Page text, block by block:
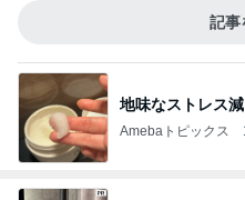
記事
地味なストレス
Amebaトピックス